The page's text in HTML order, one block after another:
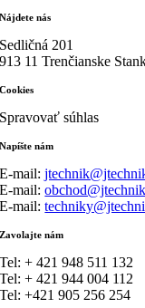
Nájdete nás
Sedličná 201
913 11 Trenčianske
Cookies
Spravovať súhlas
Napíšte nám
E-mail:
E-mail:
E-mail:
Zavolajte nám
Tel: + 421 948 511 132
Tel: + 421 944 004 112
Tel: +421 905 256 254